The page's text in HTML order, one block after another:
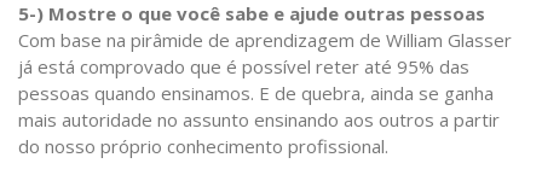
5-) Mostre o que você sabe e ajude outras pessoas
Com base na pirâmide de aprendizagem de William Glasser
já está comprovado que é possível reter até 95% das
pessoas quando ensinamos. E de quebra, ainda se ganha
mais autoridade no assunto ensinando aos outros a partir
do nosso próprio conhecimento profissional.